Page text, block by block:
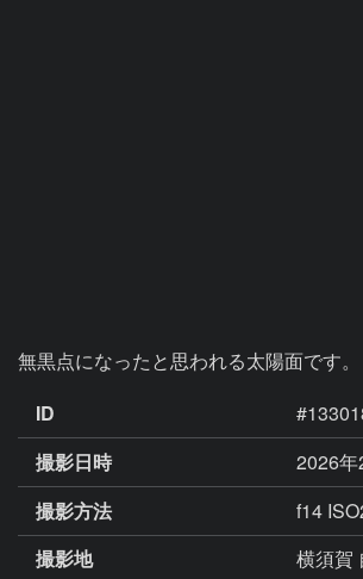
無黒点になったと思われる太陽面です。
ID
撮影日時
2026
撮影方法
f14
撮影地
横須賀